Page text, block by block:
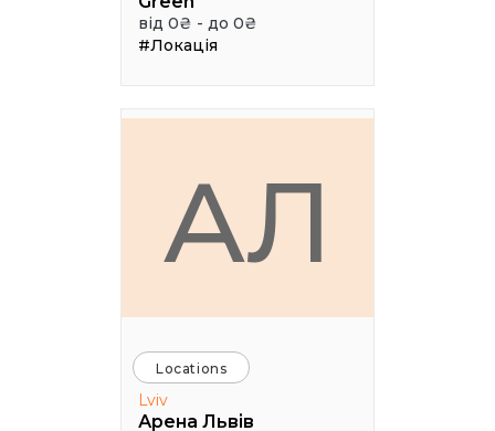
від 0₴ - до 0₴
#Локація
АЛ
Locations
Lviv
Арена Львів